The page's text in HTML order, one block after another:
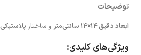
توضیحات
ابعاد دقیق ۱۴×۱۴ سانتی‌متر و ساختار
ویژگی‌های کلیدی: